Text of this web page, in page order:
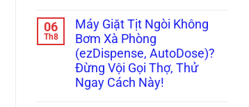
bình
luận
ở
Đừng
Vội
Gọi
Thợ!
06
Th8
Máy Giặt Tịt Ngòi Không
Bơm Xà Phòng
(ezDispense, AutoDose)?
Đừng Vội Gọi Thợ, Thử
Ngay Cách Này!